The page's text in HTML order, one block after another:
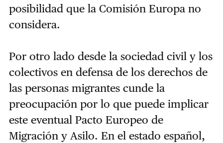
posibilidad que la Comisión Europa no
considera.
Por otro lado desde la sociedad civil y los
colectivos en defensa de los derechos de
las personas migrantes cunde la
preocupación por lo que puede implicar
este eventual Pacto Europeo de
Migración y Asilo. En el estado español,